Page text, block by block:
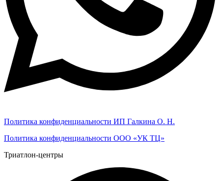
Политика конфиденциальности ИП Галкина О. Н.
Политика конфиденциальности ООО «УК ТЦ»
Триатлон-центры